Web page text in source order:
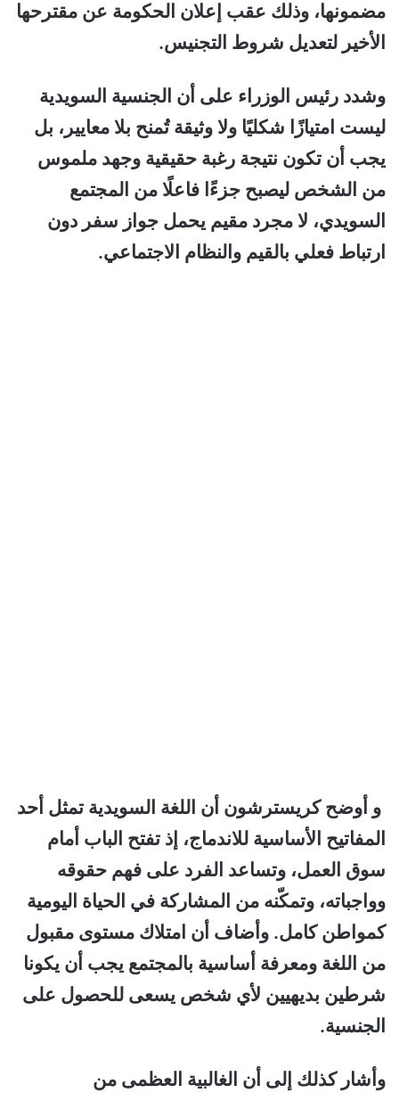
مضمونها، وذلك عقب إعلان الحكومة عن مقترحها
الأخير لتعديل شروط التجنيس.
وشدد رئيس الوزراء على أن الجنسية السويدية
ليست امتيازًا شكليًا ولا وثيقة تُمنح بلا معايير، بل
يجب أن تكون نتيجة رغبة حقيقية وجهد ملموس
من الشخص ليصبح جزءًا فاعلًا من المجتمع
السويدي، لا مجرد مقيم يحمل جواز سفر دون
ارتباط فعلي بالقيم والنظام الاجتماعي.
و أوضح كريسترشون أن اللغة السويدية تمثل أحد
المفاتيح الأساسية للاندماج، إذ تفتح الباب أمام
سوق العمل، وتساعد الفرد على فهم حقوقه
وواجباته، وتمكّنه من المشاركة في الحياة اليومية
كمواطن كامل. وأضاف أن امتلاك مستوى مقبول
من اللغة ومعرفة أساسية بالمجتمع يجب أن يكونا
شرطين بديهيين لأي شخص يسعى للحصول على
الجنسية.
وأشار كذلك إلى أن الغالبية العظمى من